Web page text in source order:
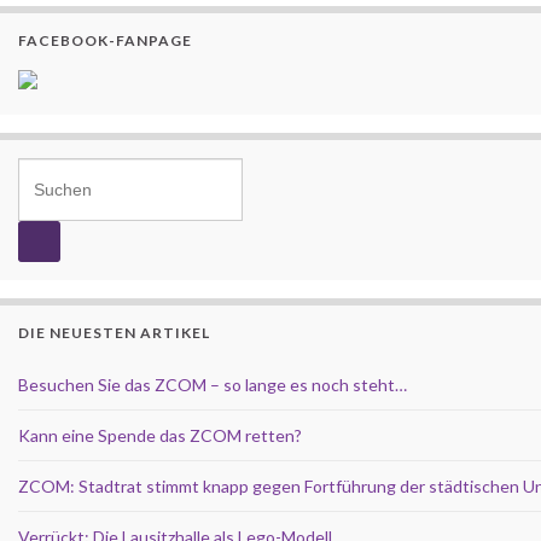
FACEBOOK-FANPAGE
DIE NEUESTEN ARTIKEL
Besuchen Sie das ZCOM – so lange es noch steht…
Kann eine Spende das ZCOM retten?
ZCOM: Stadtrat stimmt knapp gegen Fortführung der städtischen
Verrückt: Die Lausitzhalle als Lego-Modell